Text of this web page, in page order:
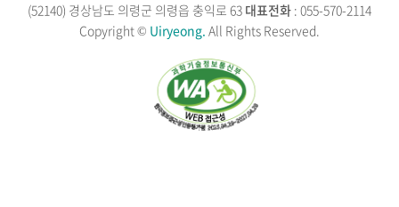
(52140) 경상남도 의령군 의령읍 충익로 63 대표전화 : 055-570-2114
Copyright © Uiryeong. All Rights Reserved.